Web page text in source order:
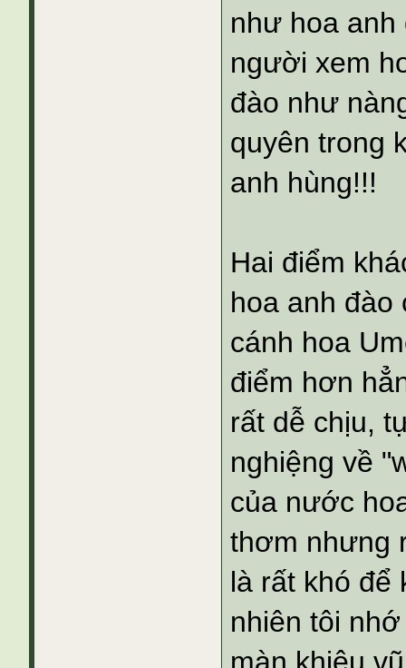
như hoa anh
người xem
đào như
quyên trong
anh hùng!!!
Hai điểm
hoa anh
cánh hoa
điểm hơn
rất dễ chịu,
nghiệng về
của nước
thơm nhưng
là rất khó
nhiên tôi